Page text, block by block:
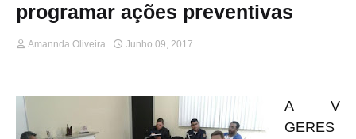
programar ações preventivas
Amannda Oliveira Junho 09, 2017
A V
GERES